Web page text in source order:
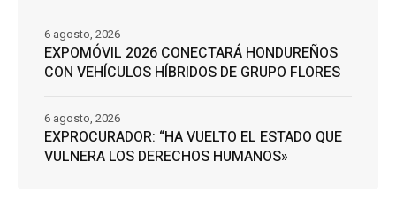
EXPOMÓVIL 2026 CONECTARÁ HONDUREÑOS
CON VEHÍCULOS HÍBRIDOS DE GRUPO FLORES
6 agosto, 2026
EXPROCURADOR: “HA VUELTO EL ESTADO QUE
VULNERA LOS DERECHOS HUMANOS»
6 agosto, 2026